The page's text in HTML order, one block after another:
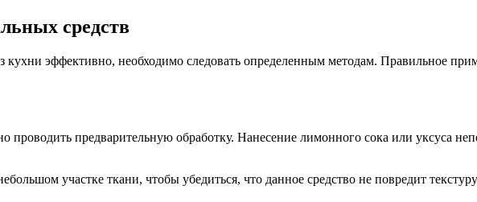
средств
кухни эффективно, необходимо следовать определенным методам. Правильное
проводить предварительную обработку. Нанесение лимонного сока или уксуса
участке ткани, чтобы убедиться, что данное средство не повредит